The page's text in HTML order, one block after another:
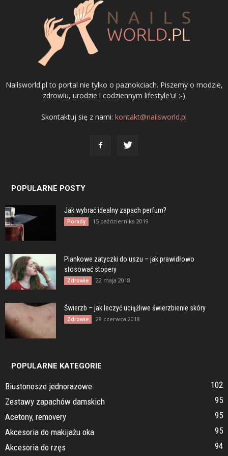
Nailsworld.pl to portal nie tylko o paznokciach. Piszemy o modzie,
zdrowiu, urodzie i codziennym lifestyle'u! :-)
Skontaktuj się z nami: kontakt@nailsworld.pl
POPULARNE POSTY
Jak wybrać idealny zapach perfum?
Porady 15 października 2019
Piankowe zatyczki do uszu – jak prawidłowo
stosować stopery
Zdrowie 22 maja 2018
Świerzb – jak leczyć uciążliwe świerzbienie skóry
Zdrowie 28 czerwca 2018
POPULARNE KATEGORIE
Biustonosze jednorazowe
102
Zestawy zapachów damskich
95
Acetony, removery
95
Akcesoria do makijażu oka
95
Akcesoria do rzęs
94